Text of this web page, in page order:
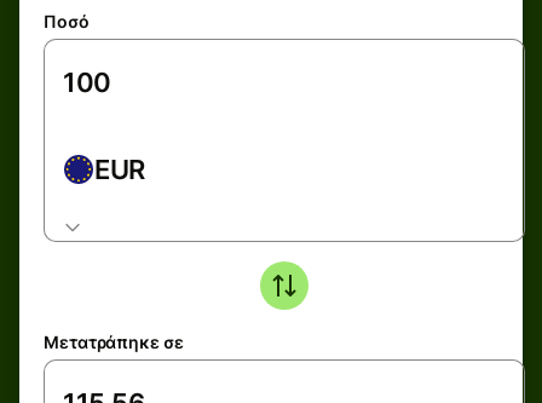
Ποσό
EUR
Μετατράπηκε σε